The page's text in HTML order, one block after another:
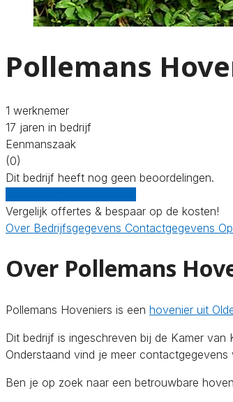
Pollemans
1 werknemer
17 jaren in bedrijf
Eenmanszaak
(0)
Dit bedrijf heeft nog geen beoordelingen.
Vergelijk offertes & bespaar op de kosten!
Over Bedrijfsgegevens Contactgegevens
Over Pollemans
Pollemans Hoveniers is een hovenier uit
Dit bedrijf is ingeschreven bij de Kamer van
Onderstaand vind je meer contactgegevens
Ben je op zoek naar een betrouwbare